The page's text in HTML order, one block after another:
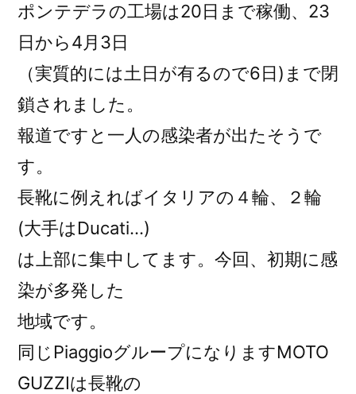
ポンテデラの工場は20日まで稼働、23
日から4月3日
（実質的には土日が有るので6日)まで閉
鎖されました。
報道ですと一人の感染者が出たそうで
す。
長靴に例えればイタリアの４輪、２輪
(大手はDucati…)
は上部に集中してます。今回、初期に感
染が多発した
地域です。
同じPiaggioグループになりますMOTO
GUZZIは長靴の